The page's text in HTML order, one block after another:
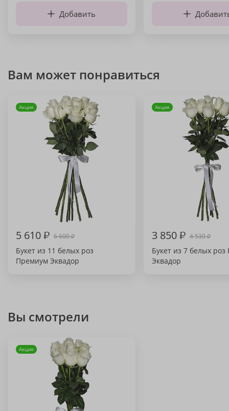
Добавить
Вам может понравиться
Акция
5 610₽ 6 600₽
Букет из 11 белых роз
Премиум Эквадор
Акция
3 850₽ 4 530₽
Букет из 7 белых
Эквадор
Вы смотрели
Акция